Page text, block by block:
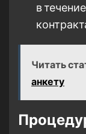
в
Читать
анкету